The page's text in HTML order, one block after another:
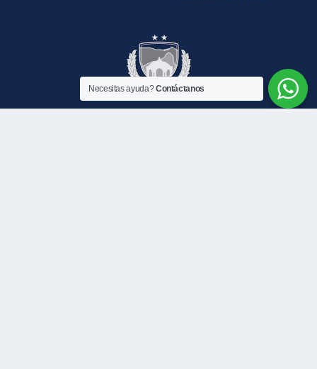
Necesitas ayuda?Contáctanos